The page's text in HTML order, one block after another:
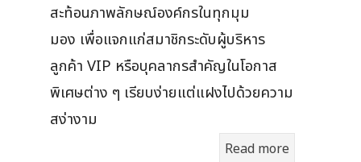
สะท้อนภาพลักษณ์องค์กรในทุกมุม
มอง เพื่อแจกแก่สมาชิกระดับผู้บริหาร
ลูกค้า VIP หรือบุคลากรสำคัญในโอกาส
พิเศษต่าง ๆ เรียบง่ายแต่แฝงไปด้วยความ
สง่างาม
Read more